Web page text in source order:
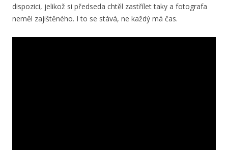
dispozici, jelikož si předseda chtěl zastřílet taky a fotografa
neměl zajištěného. I to se stává, ne každý má čas.